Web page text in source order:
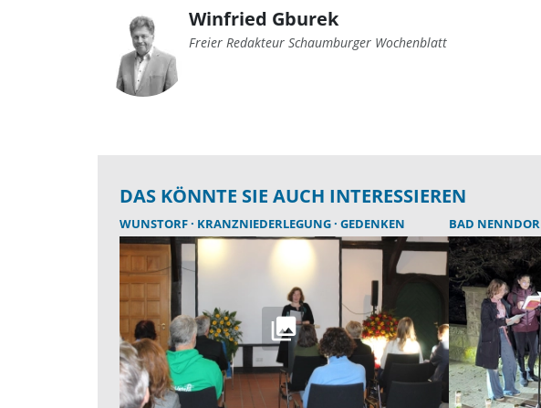
Winfried Gburek
Freier Redakteur Schaumburger Wochenblatt
DAS KÖNNTE SIE AUCH INTERESSIEREN
WUNSTORF KRANZNIEDERLEGUNG GEDENKEN BAD